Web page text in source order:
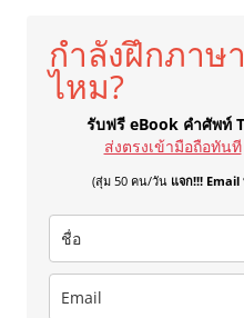
กำลังฝึกภาษ
ไหม?
รับฟรี eBook คำศัพท์
ส่งตรงเข้ามือถือทันที
(สุ่ม 50 คน/วัน แจก!!! Email